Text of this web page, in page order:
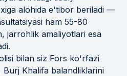
alohida e'tibor beriladi —
ham 55-80
jarrohlik amaliyotlari esa
bilan siz Fors ko'rfazi
Burj Khalifa balandliklarini